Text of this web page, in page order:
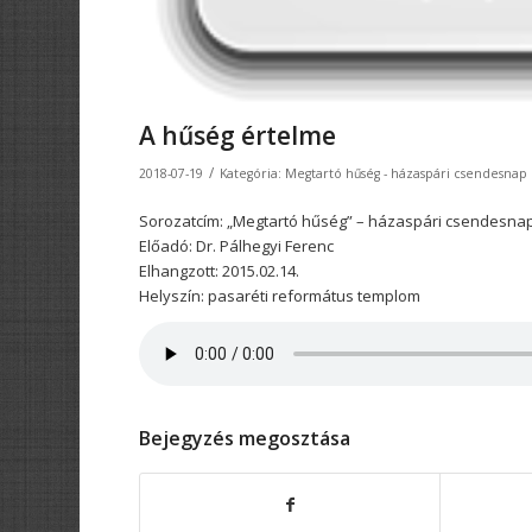
A hűség értelme
2018-07-19 / Kategória: Megtartó hűség - házaspári csendesnap
Sorozatcím: „Megtartó hűség” – házaspári
Előadó: Dr. Pálhegyi Ferenc
Elhangzott: 2015.02.14.
Helyszín: pasaréti református templom
Bejegyzés megosztása